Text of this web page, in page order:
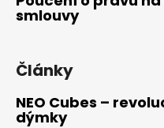
smlouvy
Články
NEO Cubes –
dýmky